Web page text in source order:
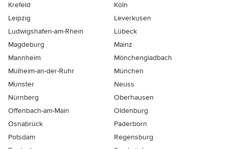
Krefeld
Köln
Leipzig
Leverkusen
Ludwigshafen-am-Rhein
Lübeck
Magdeburg
Mainz
Mannheim
Mönchen­gladbach
Mülheim-an-der-Ruhr
München
Münster
Neuss
Nürnberg
Oberhausen
Offenbach-am-Main
Oldenburg
Osnabrück
Paderborn
Potsdam
Regensburg